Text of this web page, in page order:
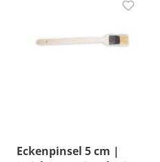
Eckenpinsel 5 cm |